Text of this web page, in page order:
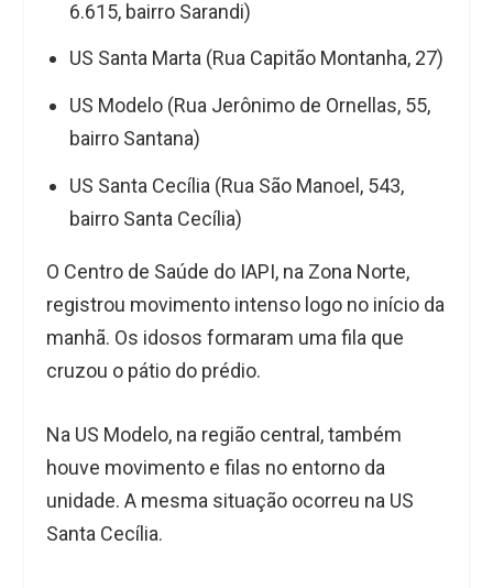
6.615, bairro Sarandi)
US Santa Marta (Rua Capitão Montanha, 27)
US Modelo (Rua Jerônimo de Ornellas, 55,
bairro Santana)
US Santa Cecília (Rua São Manoel, 543,
bairro Santa Cecília)
O Centro de Saúde do IAPI, na Zona Norte,
registrou movimento intenso logo no início da
manhã. Os idosos formaram uma fila que
cruzou o pátio do prédio.
Na US Modelo, na região central, também
houve movimento e filas no entorno da
unidade. A mesma situação ocorreu na US
Santa Cecília.